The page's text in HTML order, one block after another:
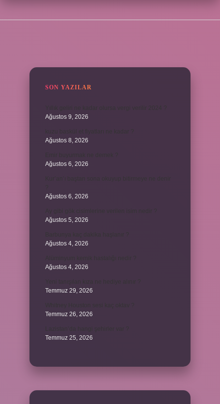
SON YAZILAR
Ağustos 9, 2026
Ağustos 8, 2026
Ağustos 6, 2026
Ağustos 6, 2026
Ağustos 5, 2026
Ağustos 4, 2026
Ağustos 4, 2026
Temmuz 29, 2026
Temmuz 26, 2026
Temmuz 25, 2026